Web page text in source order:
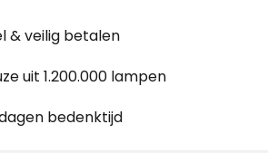
& veilig betalen
uit 1.200.000 lampen
bedenktijd